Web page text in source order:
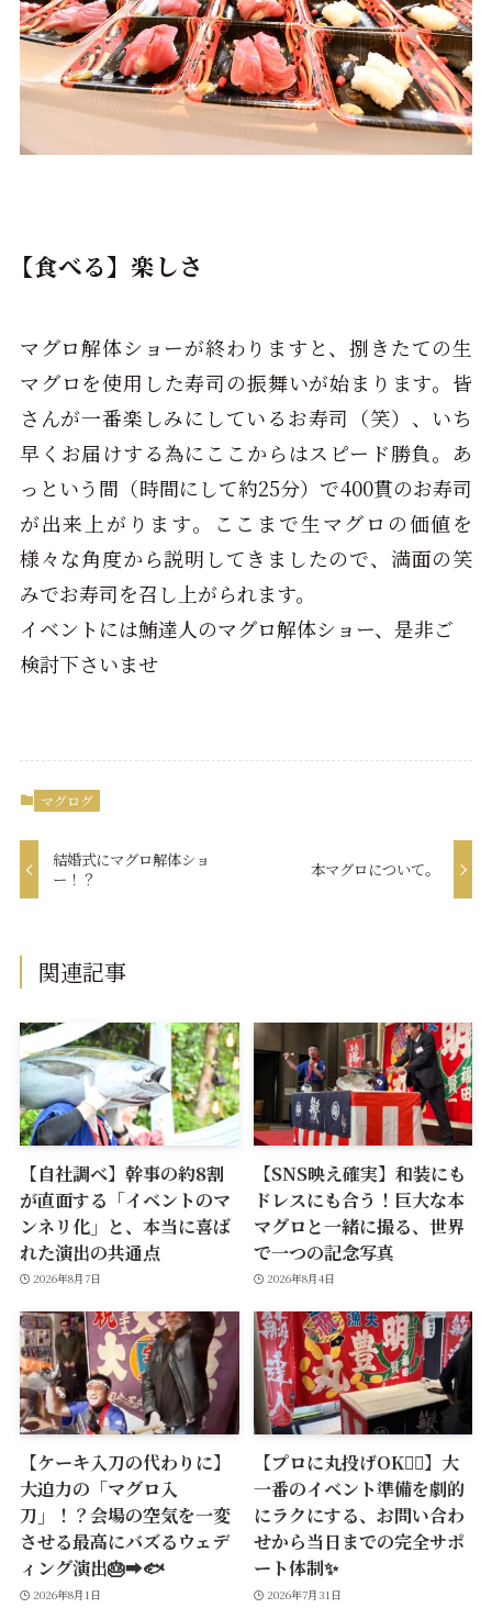
【食べる】楽しさ
マグロ解体ショーが終わりますと、捌きたての生
マグロを使用した寿司の振舞いが始まります。皆
さんが一番楽しみにしているお寿司（笑）、いち
早くお届けする為にここからはスピード勝負。あ
っという間（時間にして約25分）で400貫のお寿司
が出来上がります。ここまで生マグロの価値を
様々な角度から説明してきましたので、満面の笑
みでお寿司を召し上がられます。
イベントには鮪達人のマグロ解体ショー、是非ご
検討下さいませ
マグログ
結婚式にマグロ解体ショ
ー！？
本マグロについて。
関連記事
【自社調べ】幹事の約8割
が直面する「イベントのマ
ンネリ化」と、本当に喜ば
れた演出の共通点
2026年8月7日
【SNS映え確実】和装にも
ドレスにも合う！巨大な本
マグロと一緒に撮る、世界
で一つの記念写真
2026年8月4日
【ケーキ入刀の代わりに】
大迫力の「マグロ入
刀」！？会場の空気を一変
させる最高にバズるウェデ
ィング演出🎂➡️🐟
2026年8月1日
【プロに丸投げOK🙆‍♂️】大
一番のイベント準備を劇的
にラクにする、お問い合わ
せから当日までの完全サポ
ート体制✨
2026年7月31日